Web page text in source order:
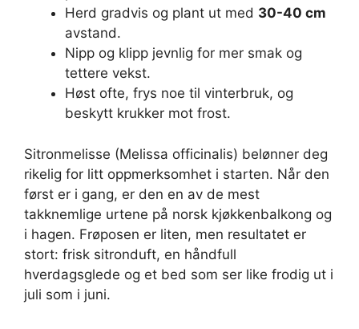
Herd gradvis og plant ut med 30-40 cm
avstand.
Nipp og klipp jevnlig for mer smak og
tettere vekst.
Høst ofte, frys noe til vinterbruk, og
beskytt krukker mot frost.
Sitronmelisse (Melissa officinalis) belønner deg
rikelig for litt oppmerksomhet i starten. Når den
først er i gang, er den en av de mest
takknemlige urtene på norsk kjøkkenbalkong og
i hagen. Frøposen er liten, men resultatet er
stort: frisk sitronduft, en håndfull
hverdagsglede og et bed som ser like frodig ut i
juli som i juni.